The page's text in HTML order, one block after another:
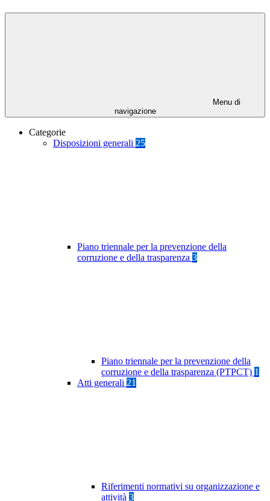
Menu di
navigazione
Categorie
Disposizioni generali 25
Piano triennale per la prevenzione della
corruzione e della trasparenza 3
Piano triennale per la prevenzione della
corruzione e della trasparenza (PTPCT) 1
Atti generali 21
Riferimenti normativi su organizzazione e
attività 3